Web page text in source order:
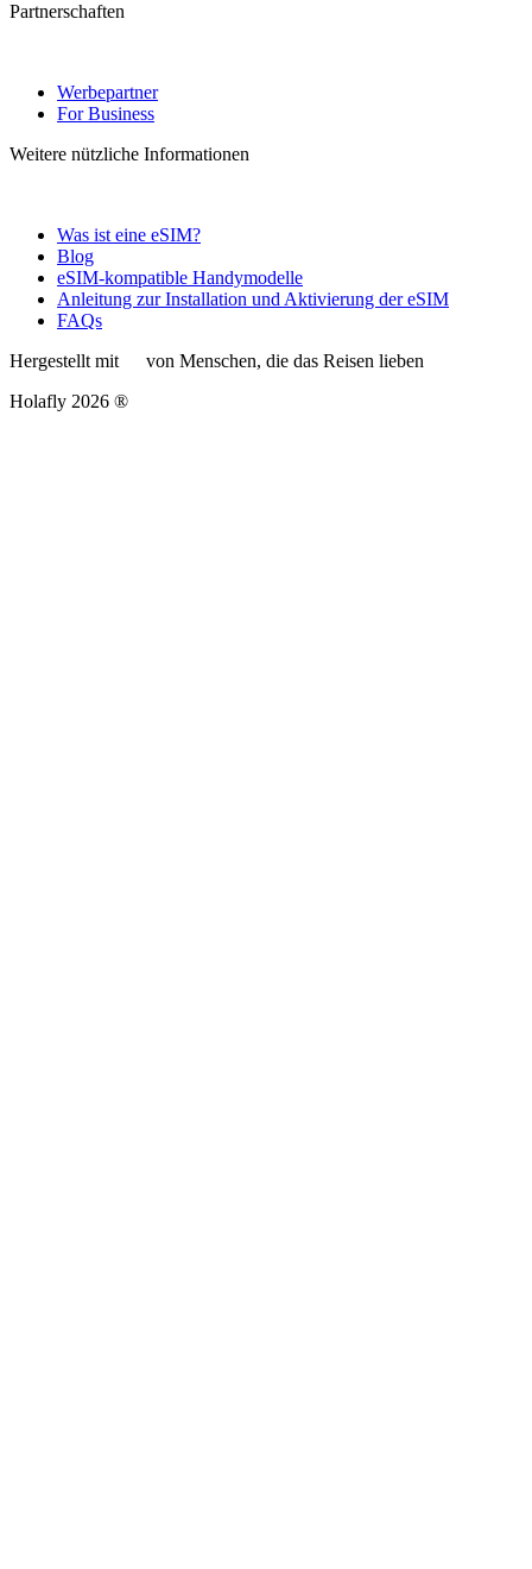
Partnerschaften
Werbepartner
For Business
Weitere nützliche Informationen
Was ist eine eSIM?
Blog
eSIM-kompatible Handymodelle
Anleitung zur Installation und Aktivierung der eSIM
FAQs
Hergestellt mit
von Menschen, die das Reisen lieben
Holafly 2026 ®